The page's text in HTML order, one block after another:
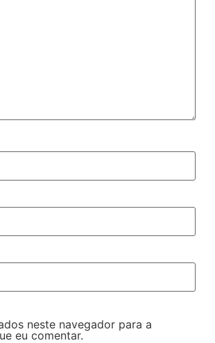
neste navegador para a
eu comentar.